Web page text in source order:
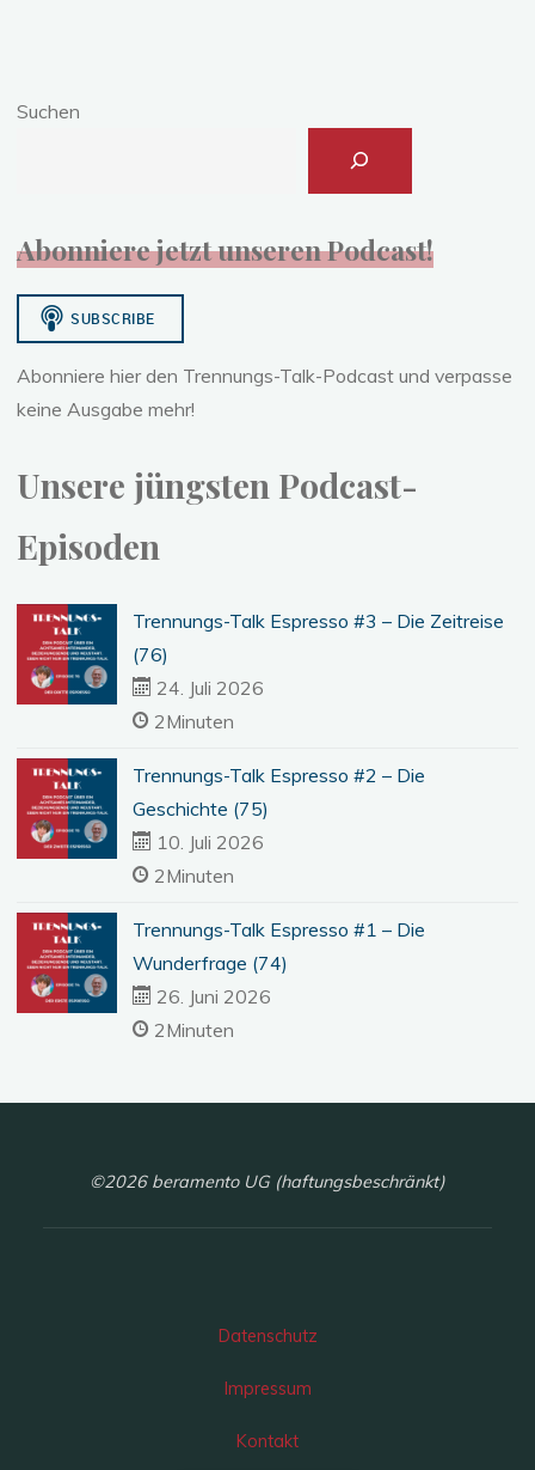
Suchen
Abonniere jetzt unseren Podcast!
Abonniere hier den Trennungs-Talk-Podcast und verpasse
keine Ausgabe mehr!
Unsere jüngsten Podcast-
Episoden
Trennungs-Talk Espresso #3 – Die Zeitreise
(76)
24. Juli 2026
2Minuten
Trennungs-Talk Espresso #2 – Die
Geschichte (75)
10. Juli 2026
2Minuten
Trennungs-Talk Espresso #1 – Die
Wunderfrage (74)
26. Juni 2026
2Minuten
©2026 beramento UG (haftungsbeschränkt)
Datenschutz
Impressum
Kontakt